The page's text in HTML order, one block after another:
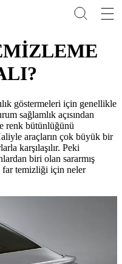
göstermeleri için genellikle
sağlamlık açısından
renk bütünlüğünü
araçların çok büyük bir
karşılaşılır. Peki
biri olan sararmış
temizliği için neler